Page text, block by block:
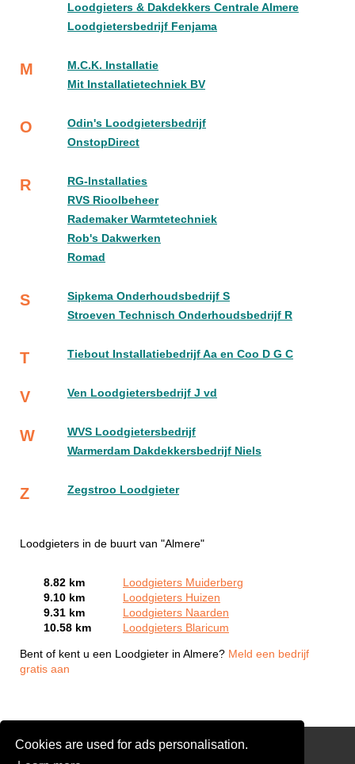
Cookies are used for ads personalisation.
Loodgieters & Dakdekkers Centrale Almere
Loodgietersbedrijf Fenjama
M
M.C.K. Installatie
Mit Installatietechniek BV
O
Odin's Loodgietersbedrijf
OnstopDirect
R
RG-Installaties
RVS Rioolbeheer
Rademaker Warmtetechniek
Rob's Dakwerken
Romad
S
Sipkema Onderhoudsbedrijf S
Stroeven Technisch Onderhoudsbedrijf R
T Tiebout Installatiebedrijf Aa en Coo D G C
V Ven Loodgietersbedrijf J vd
W
WVS Loodgietersbedrijf
Warmerdam Dakdekkersbedrijf Niels
Z Zegstroo Loodgieter
Loodgieters in de buurt van "Almere"
8.82 km
Loodgieters Muiderberg
9.10 km
Loodgieters Huizen
9.31 km
Loodgieters Naarden
10.58 km
Loodgieters Blaricum
Bent of kent u een Loodgieter in Almere? Meld een bedrijf
gratis aan
Partners